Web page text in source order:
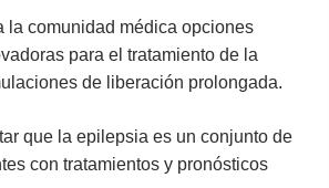
la comunidad médica opciones
para el tratamiento de la
de liberación prolongada.
que la epilepsia es un conjunto de
con tratamientos y pronósticos